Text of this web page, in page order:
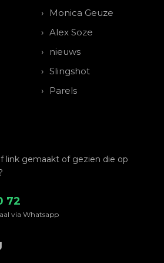
Monica Geuze
Alex Soze
nieuws
Slingshot
Parels
link gemaakt of gezien die op
72
via Whatsapp